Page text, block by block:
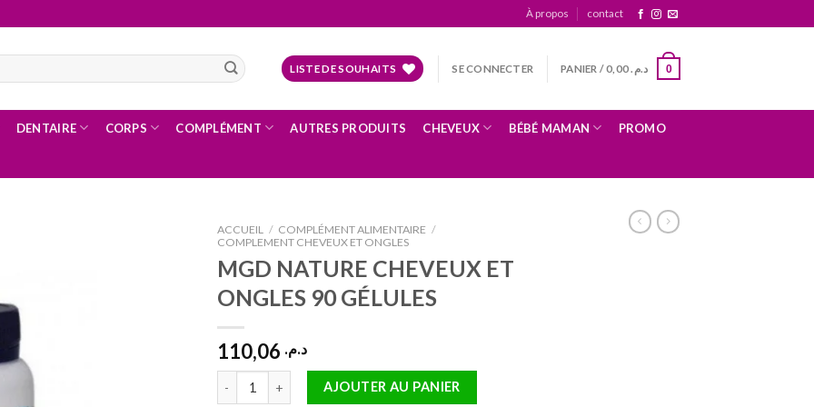
À propos contact
LISTE DE SOUHAITS SE CONNECTER PANIER / د.م. 0
DENTAIRE CORPS COMPLÉMENT AUTRES PRODUITS CHEVEUX BÉBÉ MAMAN PROMO
ACCUEIL / COMPLÉMENT ALIMENTAIRE /
COMPLEMENT CHEVEUX ET ONGLES
MGD NATURE CHEVEUX ET
ONGLES 90 GÉLULES
د.م.
quantité de MGD NATURE CHEVEUX ET ONGLES 90 GÉLULES
AJOUTER AU PANIER